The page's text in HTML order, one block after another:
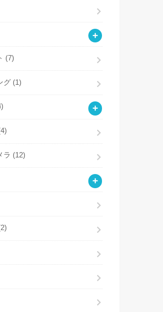
(7)
グ (1)
ラ (12)